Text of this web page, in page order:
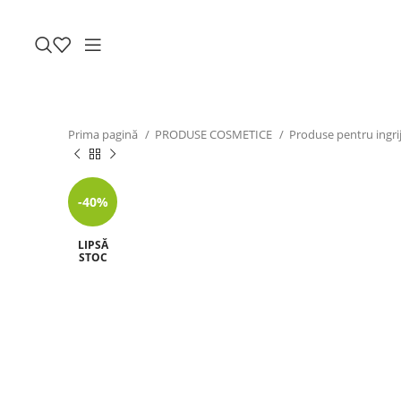
Prima pagină PRODUSE COSMETICE Produse pentru
-40%
LIPSĂ
STOC